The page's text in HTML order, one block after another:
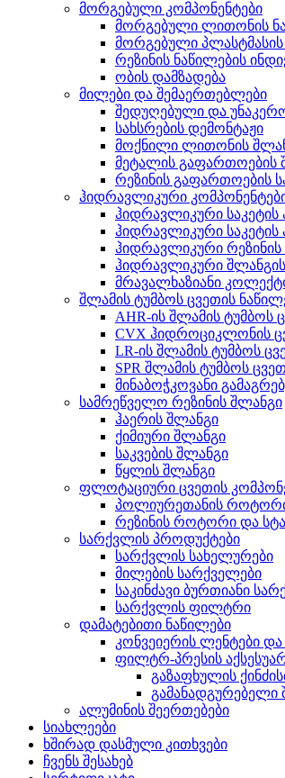
მორგებული კომპონენტები
მორგებული ლითონის
მორგებული პლასტმასის
რეზინის ნაწილების
ობის დამზადება
მილები და შემაერთებლები
შედუღებული და
სახსრების დემონტაჟი
მოქნილი ლითონის
მეტალის გაფართოების
რეზინის გაფართოების
ჰიდრავლიკური
ჰიდრავლიკური საკეტის
ჰიდრავლიკური საკეტის
ჰიდრავლიკური
ჰიდრავლიკური
მრავალხაზიანი
შლამის ტუმბოს ცვეთის
AHR-ის შლამის ტუმბოს
CVX ჰიდროციკლონის
LR-ის შლამის ტუმბოს
SPR შლამის ტუმბოს
მინაბოჭკოვანი
სამრეწველო რეზინის შლანგი
ჰაერის შლანგი
ქიმიური შლანგი
საკვების შლანგი
წყლის შლანგი
ფლოტაციური ცვეთის
პოლიურეთანის
რეზინის როტორი და
სარქვლის პროდუქტები
სარქვლის სახელურები
მილების სარქველები
საკინძავი ბურთიანი
სარქვლის ფილტრი
დამატებითი ნაწილები
კონვეიერის ლენტები
ფილტრ-პრესის
გაზაფხულის
გამანადგურებელი
ალუმინის შეერთებები
სიახლეები
ხშირად დასმული კითხვები
ჩვენს შესახებ